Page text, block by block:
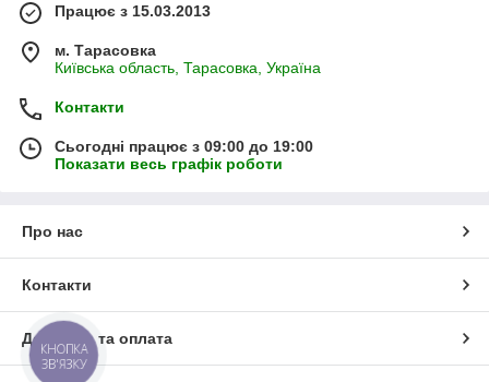
Працює з 15.03.2013
м. Тарасовка
Київська область, Тарасовка, Україна
Контакти
Сьогодні працює з 09:00 до 19:00
Показати весь графік роботи
Про нас
Контакти
Доставка та оплата
КНОПКА
ЗВ'ЯЗКУ